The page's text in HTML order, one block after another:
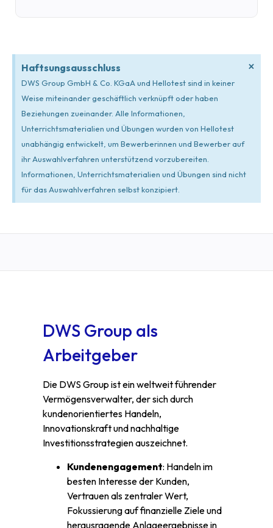
Haftsungsausschluss
DWS Group GmbH & Co. KGaA und Hellotest sind in keiner
Weise miteinander geschäftlich verknüpft oder haben
Beziehungen zueinander. Alle Informationen,
Unterrichtsmaterialien und Übungen wurden von Hellotest
unabhängig entwickelt, um Bewerberinnen und Bewerber auf
ihr Auswahlverfahren unterstützend vorzubereiten.
Informationen, Unterrichtsmaterialien und Übungen sind nicht
für das Auswahlverfahren selbst konzipiert.
×
DWS Group als
Arbeitgeber
Die DWS Group ist ein weltweit führender
Vermögensverwalter, der sich durch
kundenorientiertes Handeln,
Innovationskraft und nachhaltige
Investitionsstrategien auszeichnet.
Kundenengagement: Handeln im
besten Interesse der Kunden,
Vertrauen als zentraler Wert,
Fokussierung auf finanzielle Ziele und
herausragende Anlageergebnisse in